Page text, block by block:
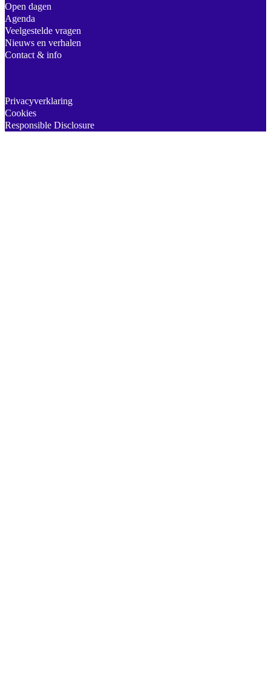
Open dagen
Agenda
Veelgestelde vragen
Nieuws en verhalen
Contact & info
Privacyverklaring
Cookies
Responsible Disclosure